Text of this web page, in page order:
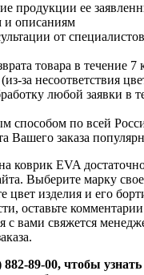
продукции ее
и описаниям
от
товара в течение
за несоответствия
любой заявки в
способом по всей
Вашего заказа
коврик EVA
Выберите марку
цвет изделия и его
оставьте
с вами свяжется
882-89-00, чтобы